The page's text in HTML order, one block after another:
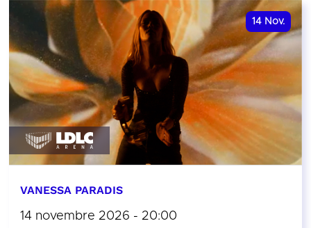
14 Nov.
VANESSA PARADIS
14 novembre 2026 - 20:00